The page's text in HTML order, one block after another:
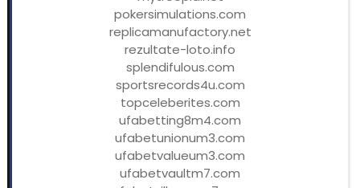
pokersimulations.com
replicamanufactory.net
rezultate-loto.info
splendifulous.com
sportsrecords4u.com
topceleberites.com
ufabetting8m4.com
ufabetunionum3.com
ufabetvalueum3.com
ufabetvaultm7.com